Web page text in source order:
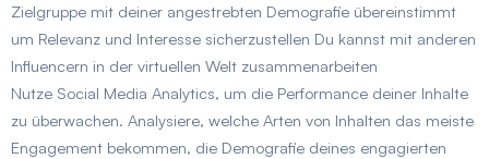
Zielgruppe mit deiner angestrebten Demografie übereinstimmt
um Relevanz und Interesse sicherzustellen Du kannst mit anderen
Influencern in der virtuellen Welt zusammenarbeiten
Nutze Social Media Analytics, um die Performance deiner Inhalte
zu überwachen. Analysiere, welche Arten von Inhalten das meiste
Engagement bekommen, die Demografie deines engagierten